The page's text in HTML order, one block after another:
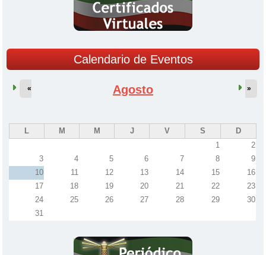
Calendario de Eventos
Agosto
« »
L M M J V S
D
1
2
3
4 5 6 7 8
9
10
11 12 13 14 15
16
17
18 19 20 21 22
23
24
25 26 27 28 29
30
31